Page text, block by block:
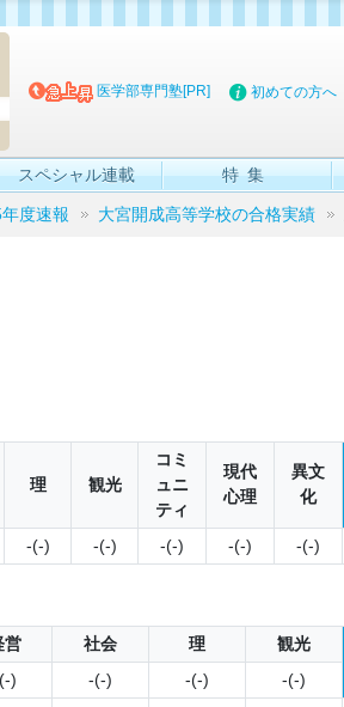
医学部専門塾[PR] 初めての方へ
スペシャル連載 特集
度速報 大宮開成高等学校の合格実績
理 観光
コミ
ュニ
ティ
現代
心理
異文
化
-(-) -(-) -(-) -(-) -(-)
営 社会 理
観光
) -(-) -(-)
-(-)